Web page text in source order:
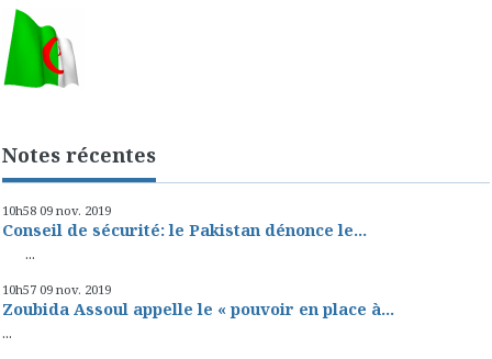
Notes récentes
10h58 09 nov. 2019
Conseil de sécurité: le Pakistan dénonce le...
...
10h57 09 nov. 2019
Zoubida Assoul appelle le « pouvoir en place à...
...